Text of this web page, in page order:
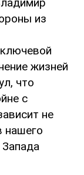
из
жизней
что
с
не
нашего
Запада